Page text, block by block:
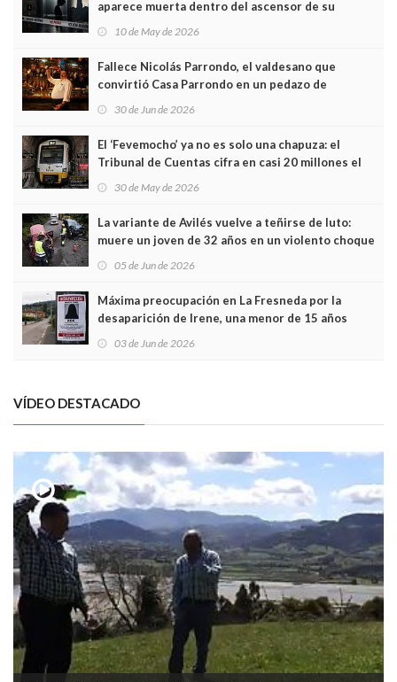
aparece muerta dentro del ascensor de su
edificio y las cámaras captan sus últimos minutos
10 de May de 2026
Fallece Nicolás Parrondo, el valdesano que
convirtió Casa Parrondo en un pedazo de
Asturias en Madrid
30 de Jun de 2026
El ‘Fevemocho’ ya no es solo una chapuza: el
Tribunal de Cuentas cifra en casi 20 millones el
sobrecoste de los trenes que no cabían por los
30 de May de 2026
La variante de Avilés vuelve a teñirse de luto:
muere un joven de 32 años en un violento choque
frontal
05 de Jun de 2026
Máxima preocupación en La Fresneda por la
desaparición de Irene, una menor de 15 años
03 de Jun de 2026
VÍDEO DESTACADO